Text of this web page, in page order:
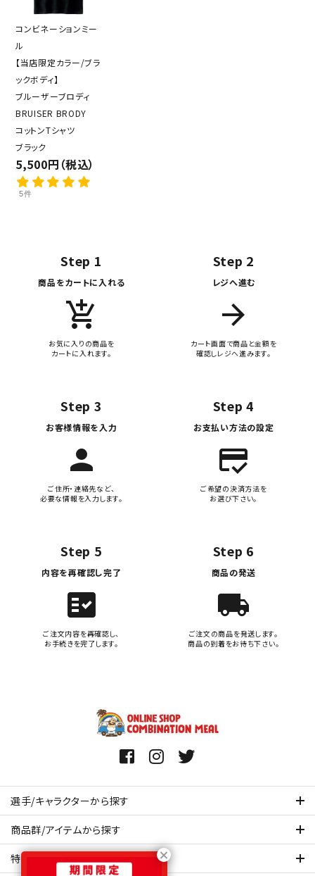
コンビネーションミー
ル
【当店限定カラー/ブラ
ックボディ】
ブルーザーブロディ
BRUISER BRODY
コットンTシャツ
ブラック
5,500円（税込）
5件
Step 1
商品をカートに入れる
add_shopping_cart
お気に入りの商品を
カートに入れます。
Step 2
レジへ進む
arrow_forward
カート画面で商品と金額を
確認しレジへ進みます。
Step 3
お客様情報を入力
person
ご住所・連絡先など、
必要な情報を入力します。
Step 4
お支払い方法の設定
credit_score
ご希望の決済方法を
お選び下さい。
Step 5
内容を再確認し完了
fact_check
ご注文内容を再確認し、
お手続きを完了します。
Step 6
商品の発送
local_shipping
ご注文の商品を発送します。
商品の到着をお待ち下さい。
選手/キャラクターから探す
商品群/アイテムから探す
特集ページを見てみる